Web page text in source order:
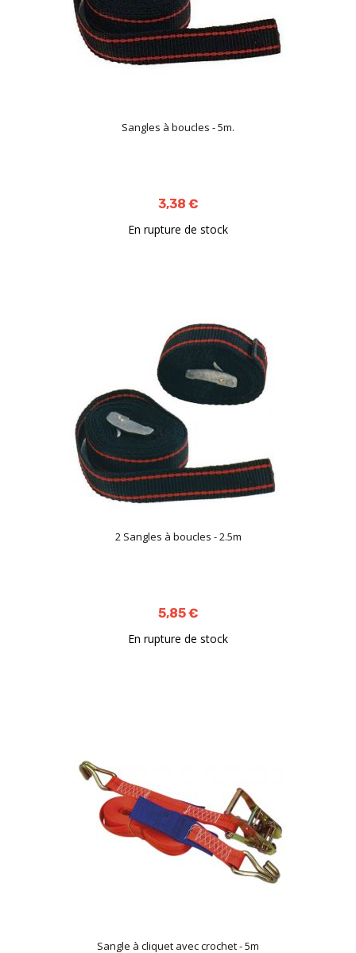
Sangles à boucles - 5m.
3,38 €
En rupture de stock
2 Sangles à boucles - 2.5m
5,85 €
En rupture de stock
Sangle à cliquet avec crochet - 5m